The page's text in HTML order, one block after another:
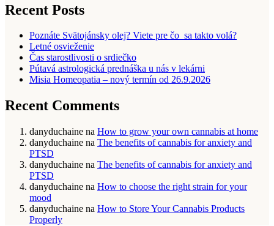
Recent Posts
Poznáte Svätojánsky olej? Viete pre čo sa takto volá?
Letné osvieženie
Čas starostlivosti o srdiečko
Pútavá astrologická prednáška u nás v lekárni
Misia Homeopatia – nový termín od 26.9.2026
Recent Comments
danyduchaine na How to grow your own cannabis at home
danyduchaine na The benefits of cannabis for anxiety and
PTSD
danyduchaine na The benefits of cannabis for anxiety and
PTSD
danyduchaine na How to choose the right strain for your
mood
danyduchaine na How to Store Your Cannabis Products
Properly